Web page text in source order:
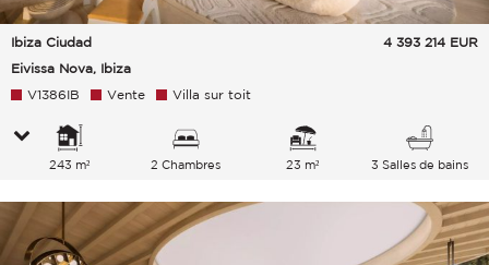
Ibiza Ciudad
Eivissa Nova, Ibiza
4 393 214 EUR
V1386IB Vente Villa sur toit
243 m² 2 Chambres 23 m² 3 Salles de bains